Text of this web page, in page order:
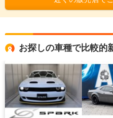
お探しの車種で比較的